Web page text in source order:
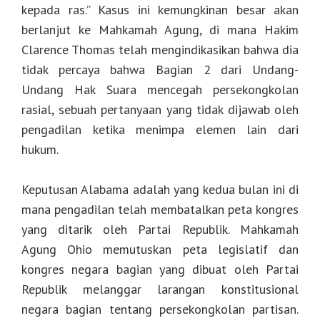
kepada ras.” Kasus ini kemungkinan besar akan
berlanjut ke Mahkamah Agung, di mana Hakim
Clarence Thomas telah mengindikasikan bahwa dia
tidak percaya bahwa Bagian 2 dari Undang-
Undang Hak Suara mencegah persekongkolan
rasial, sebuah pertanyaan yang tidak dijawab oleh
pengadilan ketika menimpa elemen lain dari
hukum.
Keputusan Alabama adalah yang kedua bulan ini di
mana pengadilan telah membatalkan peta kongres
yang ditarik oleh Partai Republik. Mahkamah
Agung Ohio memutuskan peta legislatif dan
kongres negara bagian yang dibuat oleh Partai
Republik melanggar larangan konstitusional
negara bagian tentang persekongkolan partisan.